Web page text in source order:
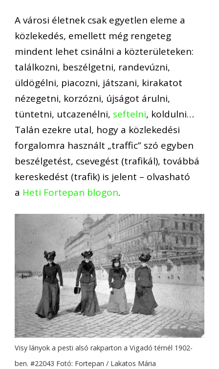
A városi életnek csak egyetlen eleme a
közlekedés, emellett még rengeteg
mindent lehet csinálni a közterületeken:
találkozni, beszélgetni, randevúzni,
üldögélni, piacozni, játszani, kirakatot
nézegetni, korzózni, újságot árulni,
tüntetni, utcazenélni, seftelni, koldulni…
Talán ezekre utal, hogy a közlekedési
forgalomra használt „traffic” szó egyben
beszélgetést, csevegést (trafikál), továbbá
kereskedést (trafik) is jelent – olvasható
a Heti Fortepan blogon.
Visy lányok a pesti alsó rakparton a Vigadó térnél 1902-
ben. #22043 Fotó: Fortepan / Lakatos Mária